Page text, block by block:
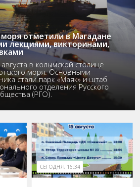
отметили в Магадане
лекциями, викторинами,
в колымской столице
моря. Основными
стали парк «Маяк» и штаб
отделения Русского
(РГО).
СЕГОДНЯ, 16:34